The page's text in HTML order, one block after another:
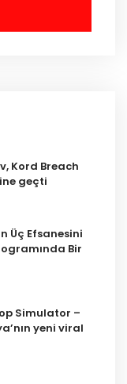
Kord Breach
geçti
Üç Efsanesini
Bir
Simulator –
yeni viral